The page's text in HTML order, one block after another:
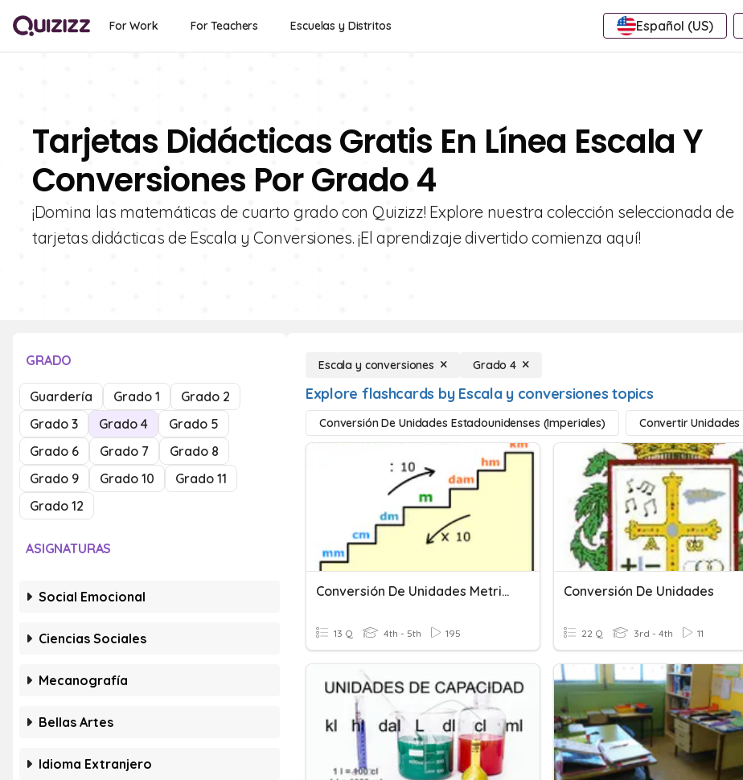
For Work For Teachers Escuelas y Distritos Español (US)
Tarjetas Didácticas Gratis En Línea Escala Y
Conversiones Por Grado 4
¡Domina las matemáticas de cuarto grado con Quizizz! Explore nuestra colección seleccionada de
tarjetas didácticas de Escala y Conversiones. ¡El aprendizaje divertido comienza aquí!
GRADO
Guardería Grado 1
Grado 2
Grado 3
Grado 4
Grado 5
Grado 6
Grado 7
Grado 8
Grado 9
Grado 10
Grado 11
Grado 12
ASIGNATURAS
Social Emocional
Ciencias Sociales
Mecanografía
Bellas Artes
Idioma Extranjero
Escala y conversiones Grado 4
Explore flashcards by Escala y conversiones topics
Conversión De Unidades Estadounidenses (imperiales) Convertir Unidades
Conversión De Unidades Metricas
13 Q 4th - 5th 195
Conversión De Unidades
22 Q 3rd - 4th 11